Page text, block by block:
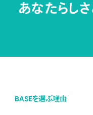
あなたらし
BASEを選ぶ理由